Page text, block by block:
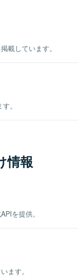
載しています。
。
情報
を提供。
ます。